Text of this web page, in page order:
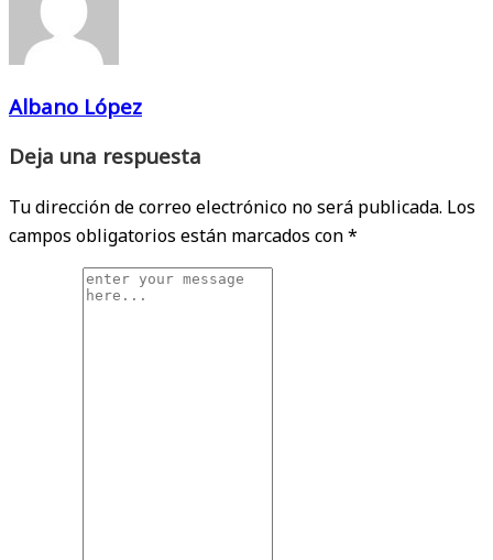
Albano López
Deja una respuesta
Tu dirección de correo electrónico no será publicada. Los
campos obligatorios están marcados con*